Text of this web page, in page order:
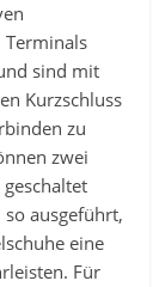
Terminals
sind mit
Kurzschluss
zu
zwei
ausgeführt,
eine
Für